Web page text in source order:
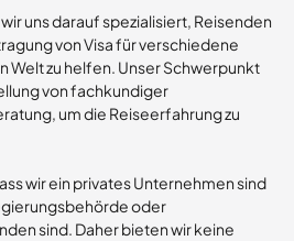
uns darauf spezialisiert, Reisenden
von Visa für verschiedene
Welt zu helfen. Unser Schwerpunkt
von fachkundiger
um die Reiseerfahrung zu
wir ein privates Unternehmen sind
oder
sind. Daher bieten wir keine